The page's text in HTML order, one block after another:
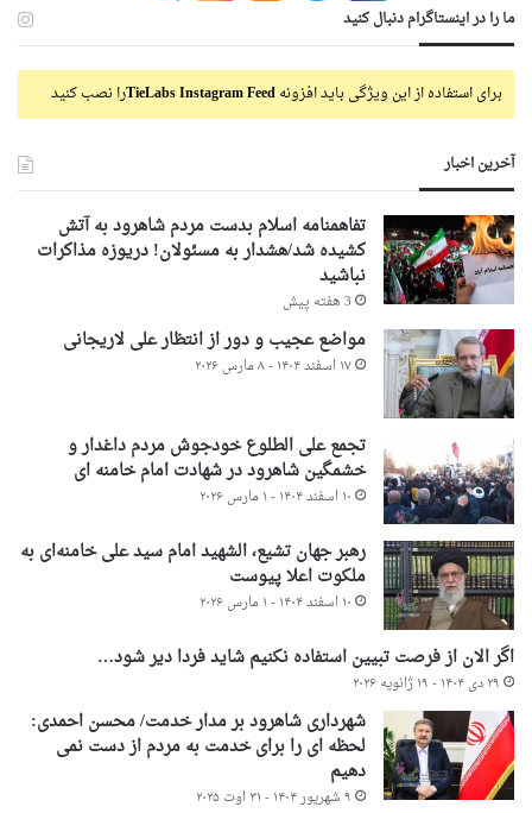
ما را در اینستاگرام دنبال کنید
برای استفاده از این ویژگی باید افزونهTieLabs Instagram Feedرا نصب کنید
آخرین اخبار
تفاهمنامه اسلام بدست مردم شاهرود به آتش
کشیده شد/هشدار به مسئولان! دریوزه مذاکرات
نباشید
3 هفته پیش
مواضع عجیب و دور از انتظار علی لاریجانی
۱۷ اسفند ۱۴۰۴ - ۸ مارس ۲۰۲۶
تجمع علی الطلوع خودجوش مردم داغدار و
خشمگین شاهرود در شهادت امام خامنه ای
۱۰ اسفند ۱۴۰۴ - ۱ مارس ۲۰۲۶
رهبر جهان تشیع، الشهید امام سید علی خامنه‌ای به
ملکوت اعلا پیوست
۱۰ اسفند ۱۴۰۴ - ۱ مارس ۲۰۲۶
اگر الان از فرصت تبیین استفاده نکنیم شاید فردا دیر شود…
۲۹ دی ۱۴۰۴ - ۱۹ ژانویه ۲۰۲۶
شهرداری شاهرود بر مدار خدمت/ محسن احمدی:
لحظه ای را برای خدمت به مردم از دست نمی
دهیم
۹ شهریور ۱۴۰۴ - ۳۱ اوت ۲۰۲۵